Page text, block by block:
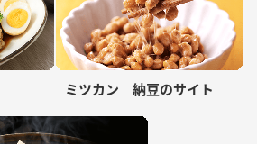
ミツカン 納豆のサイト